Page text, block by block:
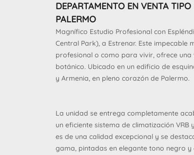
DEPARTAMENTO EN VENTA
PALERMO
Magnífico Estudio Profesional con
Central Park), a Estrenar. Este impecable
profesional o como para vivir, ofrece
botánico. Ubicado en un edificio de
y Armenia, en pleno corazón de Palermo.
La unidad se entrega completamente
un eficiente sistema de climatización
es de una calidad excepcional y se
gama, pintadas en elegante tono negro